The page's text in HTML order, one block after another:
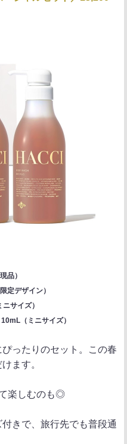
品）
定デザイン）
サイズ）
（ミニサイズ）
ったりのセット。この春
ます。
楽しむのも◎
きで、旅行先でも普段通